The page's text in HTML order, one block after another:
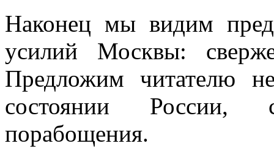
Наконец мы видим
усилий Москвы:
Предложим читателю
состоянии России,
порабощения.